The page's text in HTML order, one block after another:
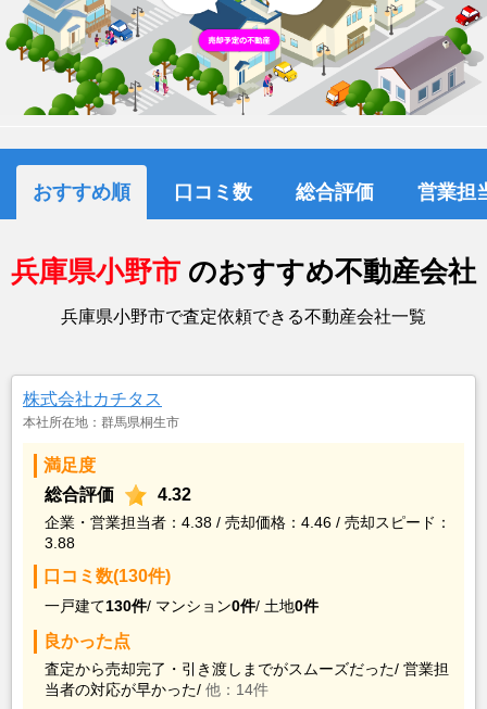
おすすめ順 口コミ数 総合評価 営業担
兵庫県小野市 のおすすめ不動産会社
兵庫県小野市で査定依頼できる不動産会社一覧
株式会社カチタス
本社所在地：群馬県桐生市
満足度
総合評価
4.32
企業・営業担当者：4.38 / 売却価格：4.46 / 売却スピード：
3.88
口コミ数(130件)
一戸建て130件/ マンション0件/ 土地0件
良かった点
査定から売却完了・引き渡しまでがスムーズだった/ 営業担
当者の対応が早かった/ 他：14件